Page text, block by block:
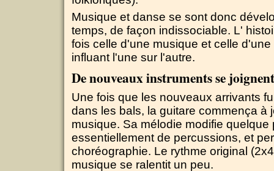
Musique et danse se sont donc
temps, de façon indissociable. L'
fois celle d'une musique et celle
influant l'une sur l'autre.
De nouveaux instruments se
Une fois que les nouveaux arrivants
dans les bals, la guitare commença à
musique. Sa mélodie modifie
essentiellement de percussions, et
choréographie. Le rythme original
musique se ralentit un peu.